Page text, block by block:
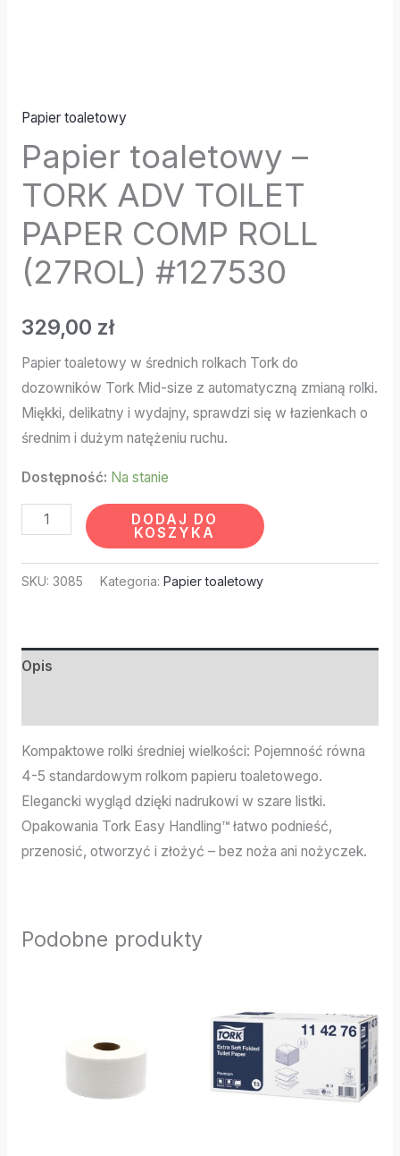
Papier toaletowy
Papier toaletowy –
TORK ADV TOILET
PAPER COMP ROLL
(27ROL) #127530
329,00 zł
Papier toaletowy w średnich rolkach Tork do
dozowników Tork Mid-size z automatyczną zmianą rolki.
Miękki, delikatny i wydajny, sprawdzi się w łazienkach o
średnim i dużym natężeniu ruchu.
Dostępność: Na stanie
DODAJ DO
KOSZYKA
SKU: 3085 Kategoria: Papier toaletowy
Opis
Kompaktowe rolki średniej wielkości: Pojemność równa
4-5 standardowym rolkom papieru toaletowego.
Elegancki wygląd dzięki nadrukowi w szare listki.
Opakowania Tork Easy Handling™ łatwo podnieść,
przenosić, otworzyć i złożyć – bez noża ani nożyczek.
Podobne produkty